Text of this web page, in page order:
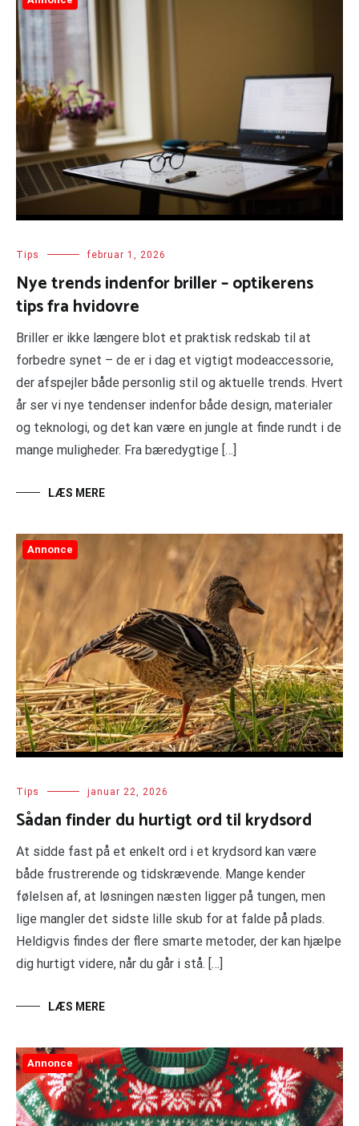
Tips februar 1, 2026
Nye trends indenfor briller – optikerens
tips fra hvidovre
Briller er ikke længere blot et praktisk redskab til at
forbedre synet – de er i dag et vigtigt modeaccessorie,
der afspejler både personlig stil og aktuelle trends. Hvert
år ser vi nye tendenser indenfor både design, materialer
og teknologi, og det kan være en jungle at finde rundt i de
mange muligheder. Fra bæredygtige […]
LÆS MERE
Annonce
Tips januar 22, 2026
Sådan finder du hurtigt ord til krydsord
At sidde fast på et enkelt ord i et krydsord kan være
både frustrerende og tidskrævende. Mange kender
følelsen af, at løsningen næsten ligger på tungen, men
lige mangler det sidste lille skub for at falde på plads.
Heldigvis findes der flere smarte metoder, der kan hjælpe
dig hurtigt videre, når du går i stå. […]
LÆS MERE
Annonce